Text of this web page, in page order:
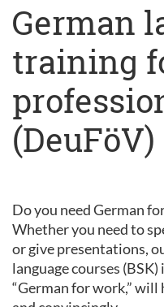
German
training
(DeuFöV)
Do you need German
Whether you need to
or give presentations,
language courses
“German for work,”